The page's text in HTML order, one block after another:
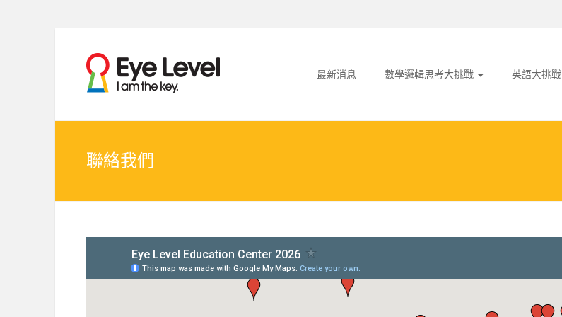
contentEye
Level
資訊
為各
家長
提供
Eye
比賽
的網
站
最新消息 數學邏輯思考大挑戰 英語大挑戰
聯絡我們